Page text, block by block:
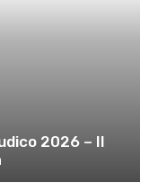
2026 – Il